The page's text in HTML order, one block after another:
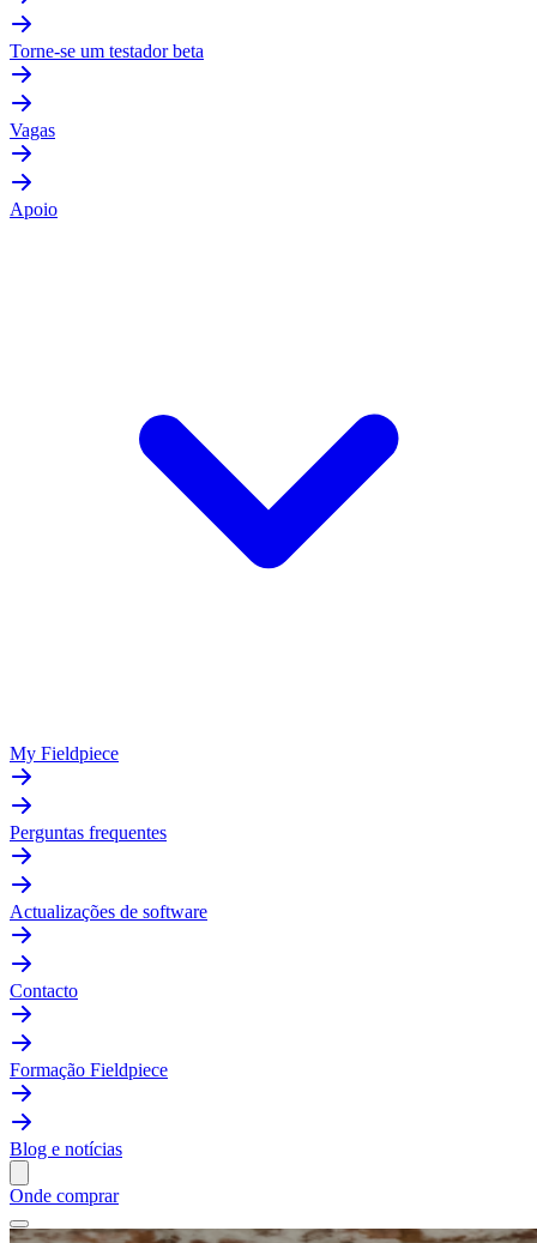
Torne-se um testador beta
Vagas
Apoio
My Fieldpiece
Perguntas frequentes
Actualizações de software
Contacto
Formação Fieldpiece
Blog e notícias
Onde comprar